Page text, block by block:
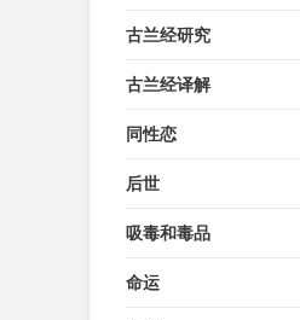
古兰经研究
古兰经译解
同性恋
后世
吸毒和毒品
命运